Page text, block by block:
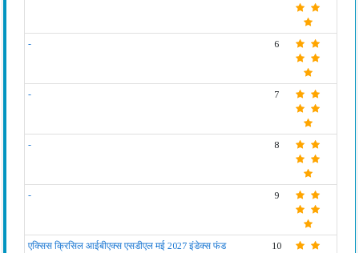
- 6
- 7
- 8
- 9
एक्सिस क्रिसिल आईबीएक्स एसडीएल मई 2027 इंडेक्स फंड 10